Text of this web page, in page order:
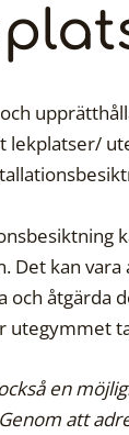
Det kan
åtgärda
utegymmet
en
att